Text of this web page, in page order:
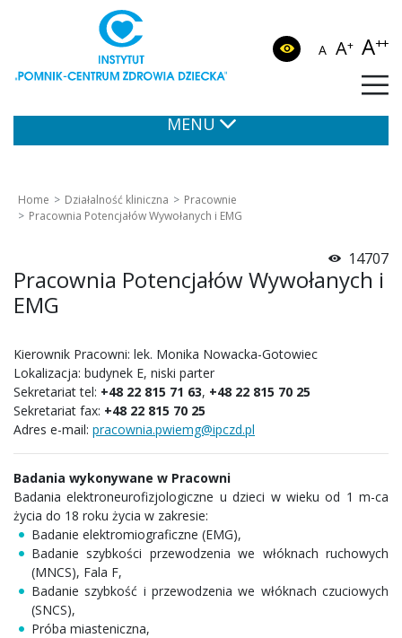
A A+ A++
MENU
Home Działalność kliniczna
Pracownie
Pracownia Potencjałów Wywołanych i EMG
14707
Pracownia Potencjałów Wywołanych i
EMG
Kierownik Pracowni: lek. Monika Nowacka-Gotowiec
Lokalizacja: budynek E, niski parter
Sekretariat tel: +48 22 815 71 63, +48 22 815 70 25
Sekretariat fax: +48 22 815 70 25
Adres e-mail: pracownia.pwiemg@ipczd.pl
Badania wykonywane w Pracowni
Badania elektroneurofizjologiczne u dzieci w wieku od 1 m-ca
życia do 18 roku życia w zakresie:
Badanie elektromiograficzne (EMG),
Badanie szybkości przewodzenia we włóknach ruchowych
(MNCS), Fala F,
Badanie szybkość i przewodzenia we włóknach czuciowych
(SNCS),
Próba miasteniczna,